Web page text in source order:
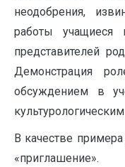
неодобрения,
работы
представителей
Демонстрация
обсуждением в
В качестве